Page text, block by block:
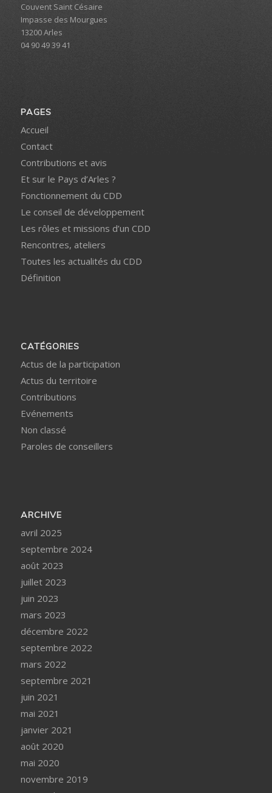
Couvent Saint Césaire
Impasse des Mourgues
13200 Arles
04 90 49 39 41
PAGES
Accueil
Contact
Contributions et avis
Et sur le Pays d’Arles ?
Fonctionnement du CDD
Le conseil de développement
Les rôles et missions d’un CDD
Rencontres, ateliers
Toutes les actualités du CDD
Définition
CATÉGORIES
Actus de la participation
Actus du territoire
Contributions
Evénements
Non classé
Paroles de conseillers
ARCHIVE
avril 2025
septembre 2024
août 2023
juillet 2023
juin 2023
mars 2023
décembre 2022
septembre 2022
mars 2022
septembre 2021
juin 2021
mai 2021
janvier 2021
août 2020
mai 2020
novembre 2019